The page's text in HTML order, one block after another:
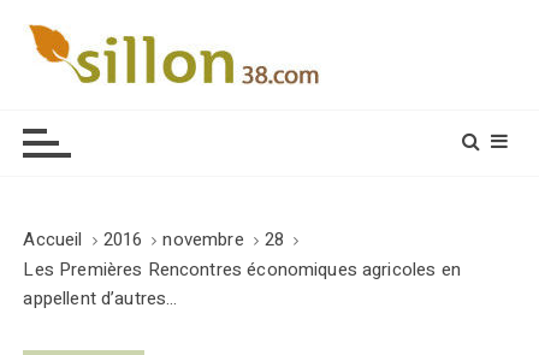
Accueil 2016 novembre
28
Les Premières Rencontres économiques agricoles en
appellent d’autres…